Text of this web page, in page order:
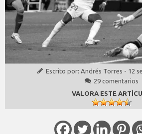
Escrito por: Andrés Torres - 12
29 comentarios
VALORA ESTE